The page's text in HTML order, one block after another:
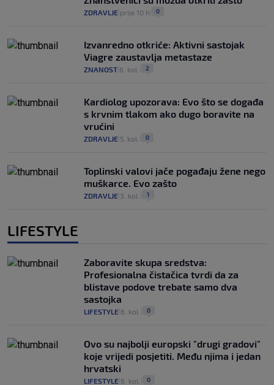
ZDRAVLJE prije 10 h 0
Izvanredno otkriće: Aktivni sastojak
Viagre zaustavlja metastaze
ZNANOST 6. kol. 2
Kardiolog upozorava: Evo što se događa
s krvnim tlakom ako dugo boravite na
vrućini
ZDRAVLJE 5. kol. 0
Toplinski valovi jače pogađaju žene nego
muškarce. Evo zašto
ZDRAVLJE 3. kol. 1
LIFESTYLE
Zaboravite skupa sredstva:
Profesionalna čistačica tvrdi da za
blistave podove trebate samo dva
sastojka
LIFESTYLE 6. kol. 0
Ovo su najbolji europski "drugi gradovi"
koje vrijedi posjetiti. Među njima i jedan
hrvatski
LIFESTYLE 6. kol. 0